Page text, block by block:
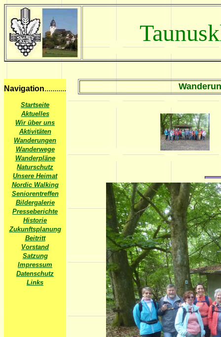
Navigation...........
Startseite
Aktuelles
Wir über uns
Aktivitäten
Wanderungen
Wanderwege
Wanderpläne
Naturschutz
Unsere Heimat
Nordic Walking
Seniorentreffen
Bildergalerie
Presseberichte
Historie
Zukunftsplanung
Beitritt
Vorstand
Satzung
Impressum
Datenschutz
Links